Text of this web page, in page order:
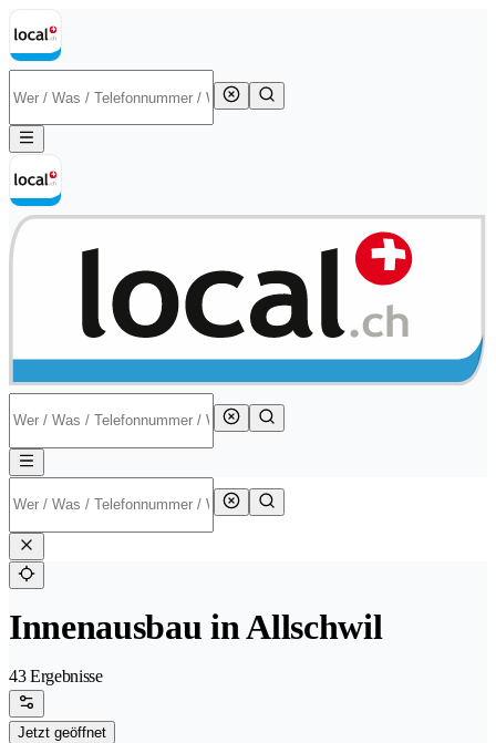
Innenausbau in Allschwil
43 Ergebnisse
Jetzt geöffnet